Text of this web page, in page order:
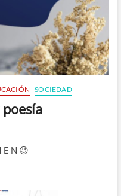
n
SOCIEDAD
E N 😉